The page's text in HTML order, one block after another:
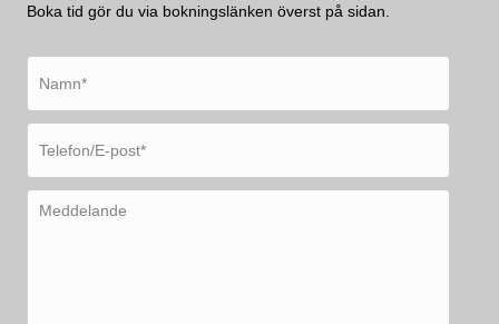
Boka tid gör du via bokningslänken överst på sidan.